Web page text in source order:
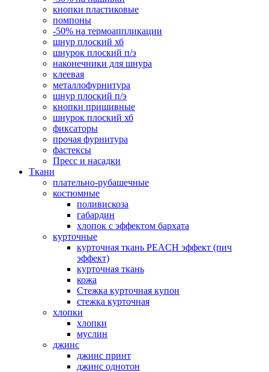
кнопки пластиковые
помпоны
-50% на термоаппликации
шнур плоский хб
шнурок плоский п/э
наконечники для шнура
клеевая
металлофурнитура
шнур плоский п/э
кнопки пришивные
шнурок плоский хб
фиксаторы
прочая фурнитура
фастексы
Пресс и насадки
Ткани
плательно-рубашечные
костюмные
поливискоза
габардин
хлопок с эффектом бархата
курточные
курточная ткань PEACH эффект (пич
эффект)
курточная ткань
кожа
Стежка курточная купон
стежка курточная
хлопки
хлопки
муслин
джинс
джинс принт
джинс однотон